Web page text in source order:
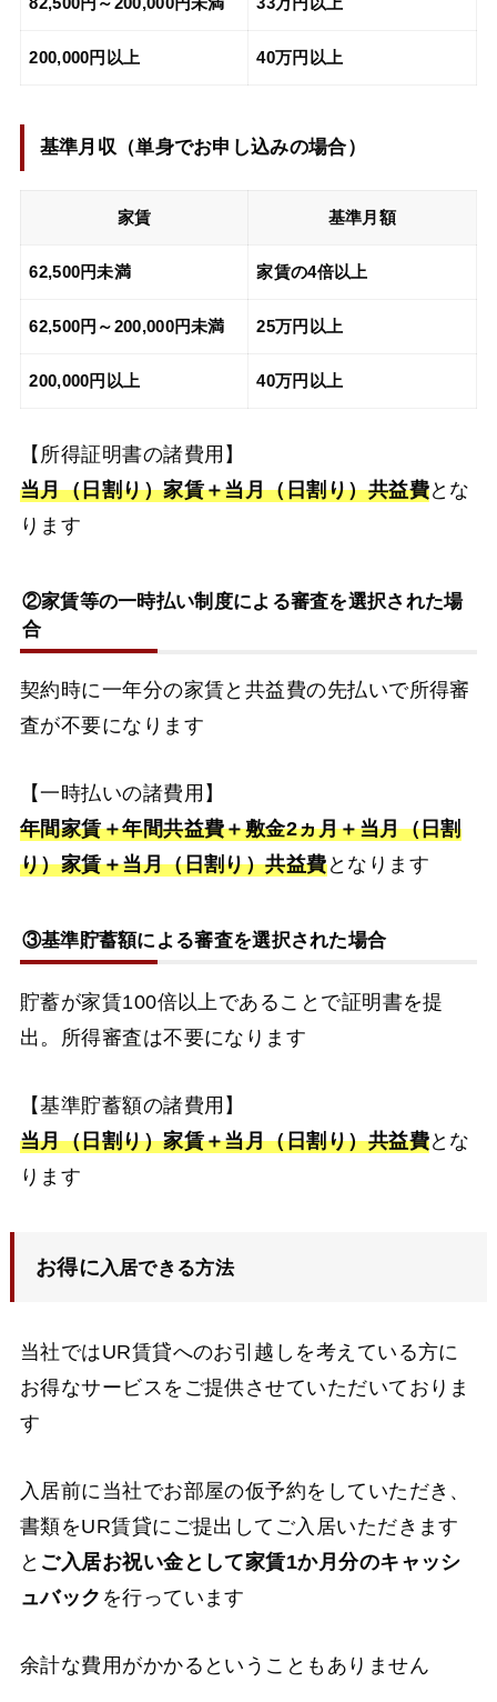
82,500円～200,000円未満 33万円以上
200,000円以上 40万円以上
基準月収（単身でお申し込みの場合）
家賃 基準月額
62,500円未満 家賃の4倍以上
62,500円～200,000円未満 25万円以上
200,000円以上 40万円以上
【所得証明書の諸費用】
当月（日割り）家賃＋当月（日割り）共益費とな
ります
②家賃等の一時払い制度による審査を選択された場
合
契約時に一年分の家賃と共益費の先払いで所得審
査が不要になります
【一時払いの諸費用】
年間家賃＋年間共益費＋敷金2ヵ月＋当月（日割
り）家賃＋当月（日割り）共益費となります
③基準貯蓄額による審査を選択された場合
貯蓄が家賃100倍以上であることで証明書を提
出。所得審査は不要になります
【基準貯蓄額の諸費用】
当月（日割り）家賃＋当月（日割り）共益費とな
ります
お得に 入居できる方法
当社ではUR賃貸へのお引越しを考えている方に
お得なサービスをご提供させていただいておりま
す
入居前に当社でお部屋の仮予約をしていただき、
書類をUR賃貸にご提出してご入居いただきます
と ご入居お祝い金として家賃1か月分のキャッシ
ュバック を行っています
余計な費用がかかるということもありません